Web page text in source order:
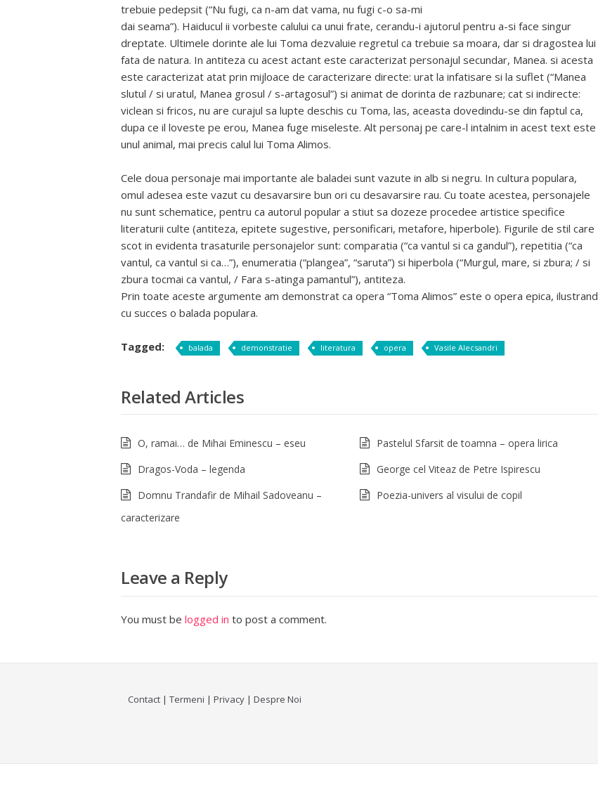
trebuie pedepsit (“Nu fugi, ca n-am dat vama, nu fugi c-o sa-mi
dai seama”). Haiducul ii vorbeste calului ca unui frate, cerandu-i ajutorul pentru a-si face singur
dreptate. Ultimele dorinte ale lui Toma dezvaluie regretul ca trebuie sa moara, dar si dragostea lui
fata de natura. In antiteza cu acest actant este caracterizat personajul secundar, Manea. si acesta
este caracterizat atat prin mijloace de caracterizare directe: urat la infatisare si la suflet (“Manea
slutul / si uratul, Manea grosul / s-artagosul”) si animat de dorinta de razbunare; cat si indirecte:
viclean si fricos, nu are curajul sa lupte deschis cu Toma, las, aceasta dovedindu-se din faptul ca,
dupa ce il loveste pe erou, Manea fuge miseleste. Alt personaj pe care-l intalnim in acest text este
unul animal, mai precis calul lui Toma Alimos.
Cele doua personaje mai importante ale baladei sunt vazute in alb si negru. In cultura populara,
omul adesea este vazut cu desavarsire bun ori cu desavarsire rau. Cu toate acestea, personajele
nu sunt schematice, pentru ca autorul popular a stiut sa dozeze procedee artistice specifice
literaturii culte (antiteza, epitete sugestive, personificari, metafore, hiperbole). Figurile de stil care
scot in evidenta trasaturile personajelor sunt: comparatia (“ca vantul si ca gandul”), repetitia (“ca
vantul, ca vantul si ca…”), enumeratia (“plangea”, “saruta”) si hiperbola (“Murgul, mare, si zbura; / si
zbura tocmai ca vantul, / Fara s-atinga pamantul”), antiteza.
Prin toate aceste argumente am demonstrat ca opera “Toma Alimos” este o opera epica, ilustrand
cu succes o balada populara.
Tagged: balada demonstratie literatura opera Vasile Alecsandri
Related Articles
O, ramai… de Mihai Eminescu – eseu
Pastelul Sfarsit de toamna – opera lirica
Dragos-Voda – legenda
George cel Viteaz de Petre Ispirescu
Domnu Trandafir de Mihail Sadoveanu –
caracterizare
Poezia-univers al visului de copil
Leave a Reply
You must be logged in to post a comment.
Contact | Termeni | Privacy | Despre Noi